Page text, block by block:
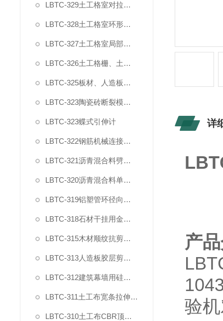
LBTC-329土工格室对拉强度夹具
LBTC-328土工格室环形插件拉拔力夹具
LBTC-327土工格室局部过载夹具
LBTC-326土工格栅、土工布宽条拉伸试验夹具（普钢）
LBTC-325板材、人造板家具封边条90度剥离夹具
LBTC-323陶瓷砖断裂模数和破坏强度夹具
LBTC-323蝶式引伸计
LBTC-322钢筋机械连接残余变形测量仪
LBTC-321沥青混合料劈裂夹具
LBTC-320沥青混合料单轴压缩夹具
LBTC-319铝塑管环径向拉力夹具
LBTC-318石材干挂用金属挂件拉拔强度试验夹具
LBTC-315木材顺纹抗剪强度测试夹具
LBTC-313人造板胶层剪切强度夹具
LBTC-312建筑幕墙用硅酮结构密封胶剪切强度夹具
LBTC-311土工布宽条拉伸试验专用引伸计
LBTC-310土工布CBR顶破强力夹具
详
产
验